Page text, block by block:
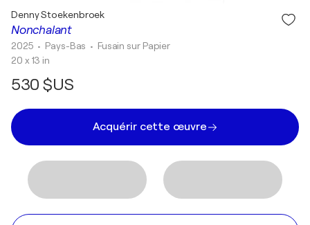
Nonchalant
Denny Stoekenbroek
2025 • Pays-Bas • Fusain sur Papier
20 x 13 in
530 $US
Acquérir cette œuvre